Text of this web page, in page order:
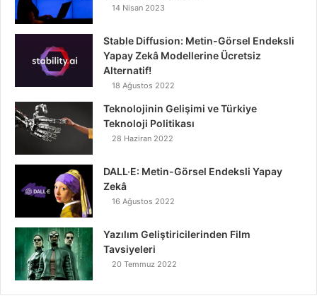
14 Nisan 2023
Stable Diffusion: Metin-Görsel Endeksli
Yapay Zekâ Modellerine Ücretsiz
Alternatif!
18 Ağustos 2022
Teknolojinin Gelişimi ve Türkiye
Teknoloji Politikası
28 Haziran 2022
DALL·E: Metin-Görsel Endeksli Yapay
Zekâ
16 Ağustos 2022
Yazılım Geliştiricilerinden Film
Tavsiyeleri
20 Temmuz 2022